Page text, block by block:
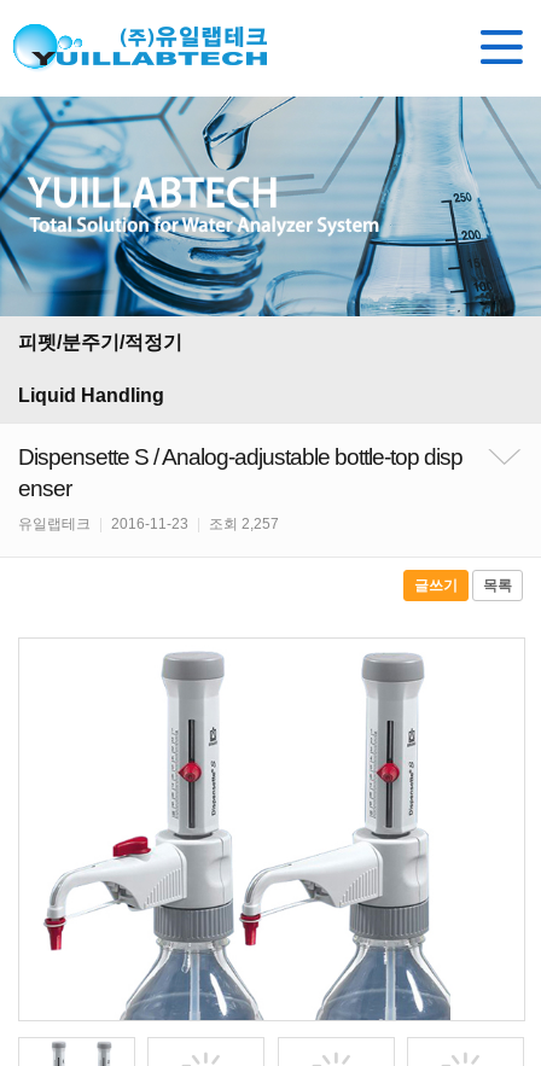
피펫/분주기/적정기
Liquid Handling
Dispensette S / Analog-adjustable bottle-top disp
enser
유일랩테크 2016-11-23 조회 2,257
글쓰기 목록